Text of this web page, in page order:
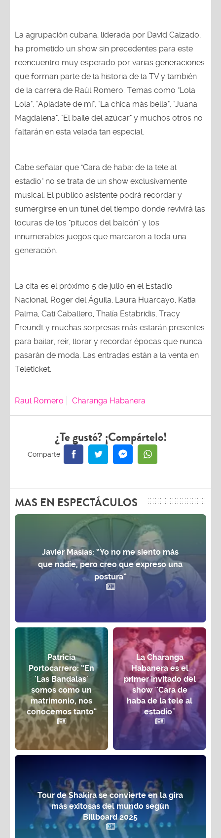
La agrupación cubana, liderada por David Calzado,
ha prometido un show sin precedentes para este
reencuentro muy esperado por varias generaciones
que forman parte de la historia de la TV y también
de la carrera de Raúl Romero. Temas como "Lola
Lola", "Apiádate de mí", "La chica más bella", "Juana
Magdalena", "El baile del azúcar" y muchos otros no
faltarán en esta velada tan especial.
Cabe señalar que "Cara de haba: de la tele al
estadio" no se trata de un show exclusivamente
musical. El público asistente podrá recordar y
sumergirse en un túnel del tiempo donde revivirá las
locuras de los "pitucos del balcón" y los
innumerables juegos que marcaron a toda una
generación.
La cita es el próximo 5 de julio en el Estadio
Nacional. Roger del Águila, Laura Huarcayo, Katia
Palma, Cati Caballero, Thalía Estabridis, Tracy
Freundt y muchas sorpresas más estarán presentes
para bailar, reír, llorar y recordar épocas que nunca
pasarán de moda. Las entradas están a la venta en
Teleticket.
Raul Romero Charanga Habanera
¿Te gustó? ¡Compártelo!
MAS EN ESPECTÁCULOS
Javier Masías: “Yo no me siento más
que nadie, pero creo que expreso una
postura”
Patricia
Portocarrero: “En
'Las Bandalas'
somos como un
matrimonio, nos
conocemos tanto"
La Charanga
Habanera es el
primer invitado del
show ¨Cara de
haba de la tele al
estadio¨
Tour de Shakira se convierte en la gira
más exitosas del mundo según
Billboard 2025